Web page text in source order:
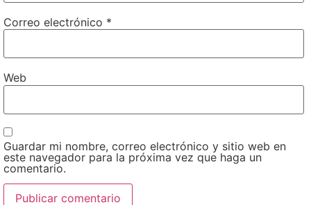
Correo electrónico *
Web
Guardar mi nombre, correo electrónico y sitio web en
este navegador para la próxima vez que haga un
comentario.